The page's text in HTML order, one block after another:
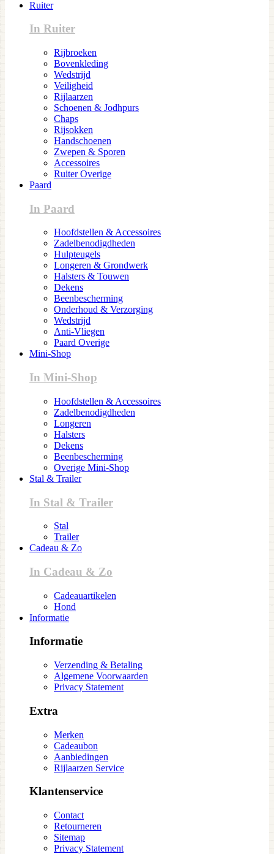
Ruiter
In Ruiter
Rijbroeken
Bovenkleding
Wedstrijd
Veiligheid
Rijlaarzen
Schoenen & Jodhpurs
Chaps
Rijsokken
Handschoenen
Zwepen & Sporen
Accessoires
Ruiter Overige
Paard
In Paard
Hoofdstellen & Accessoires
Zadelbenodigdheden
Hulpteugels
Longeren & Grondwerk
Halsters & Touwen
Dekens
Beenbescherming
Onderhoud & Verzorging
Wedstrijd
Anti-Vliegen
Paard Overige
Mini-Shop
In Mini-Shop
Hoofdstellen & Accessoires
Zadelbenodigdheden
Longeren
Halsters
Dekens
Beenbescherming
Overige Mini-Shop
Stal & Trailer
In Stal & Trailer
Stal
Trailer
Cadeau & Zo
In Cadeau & Zo
Cadeauartikelen
Hond
Informatie
Informatie
Verzending & Betaling
Algemene Voorwaarden
Privacy Statement
Extra
Merken
Cadeaubon
Aanbiedingen
Rijlaarzen Service
Klantenservice
Contact
Retourneren
Sitemap
Privacy Statement